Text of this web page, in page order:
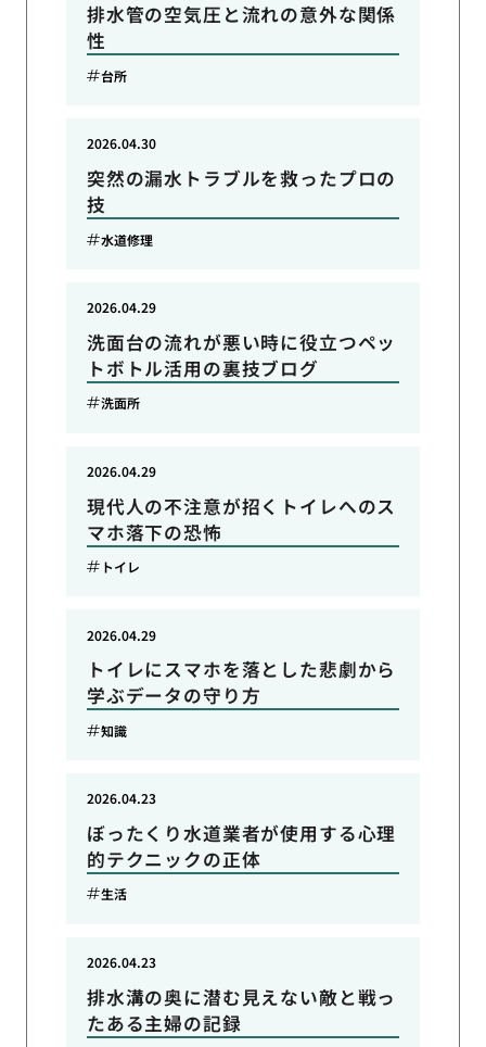
排水管の空気圧と流れの意外な関係
性
台所
突然の漏水トラブルを救ったプロの
技
2026.04.30
水道修理
洗面台の流れが悪い時に役立つペッ
トボトル活用の裏技ブログ
2026.04.29
洗面所
現代人の不注意が招くトイレへのス
マホ落下の恐怖
2026.04.29
トイレ
トイレにスマホを落とした悲劇から
学ぶデータの守り方
2026.04.29
知識
ぼったくり水道業者が使用する心理
的テクニックの正体
2026.04.23
生活
排水溝の奥に潜む見えない敵と戦っ
たある主婦の記録
2026.04.23